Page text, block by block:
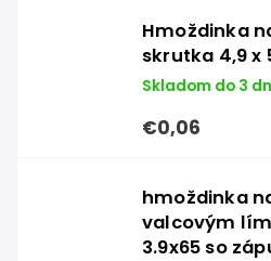
Hmoždinka
skrutka 4,9 x
Skladom do 3
€0,06
hmoždinka
valcovým
3.9x65 so